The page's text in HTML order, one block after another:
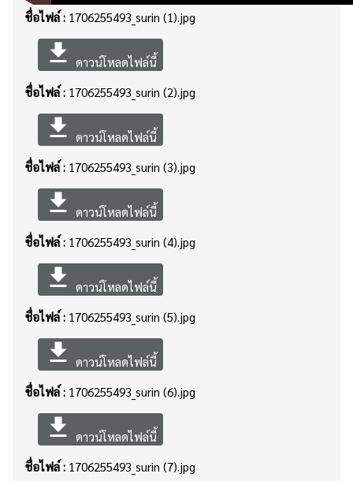
ชื่อไฟล์ : 1706255493_surin (1).jpg
file_download ดาวน์โหลดไฟล์นี้
ชื่อไฟล์ : 1706255493_surin (2).jpg
file_download ดาวน์โหลดไฟล์นี้
ชื่อไฟล์ : 1706255493_surin (3).jpg
file_download ดาวน์โหลดไฟล์นี้
ชื่อไฟล์ : 1706255493_surin (4).jpg
file_download ดาวน์โหลดไฟล์นี้
ชื่อไฟล์ : 1706255493_surin (5).jpg
file_download ดาวน์โหลดไฟล์นี้
ชื่อไฟล์ : 1706255493_surin (6).jpg
file_download ดาวน์โหลดไฟล์นี้
ชื่อไฟล์ : 1706255493_surin (7).jpg